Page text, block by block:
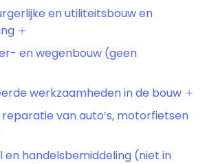
en utiliteitsbouw en
en wegenbouw (geen
werkzaamheden in de bouw
van auto’s, motorfietsen
handelsbemiddeling (niet in